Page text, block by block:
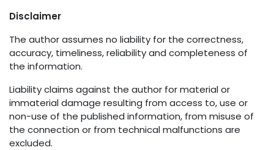
Disclaimer
The author assumes no liability for the correctness,
accuracy, timeliness, reliability and completeness of
the information.
Liability claims against the author for material or
immaterial damage resulting from access to, use or
non-use of the published information, from misuse of
the connection or from technical malfunctions are
excluded.